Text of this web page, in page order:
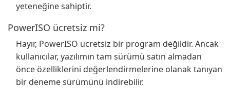
yeteneğine sahiptir.
PowerISO ücretsiz mi?
Hayır, PowerISO ücretsiz bir program değildir. Ancak
kullanıcılar, yazılımın tam sürümü satın almadan
önce özelliklerini değerlendirmelerine olanak tanıyan
bir deneme sürümünü indirebilir.